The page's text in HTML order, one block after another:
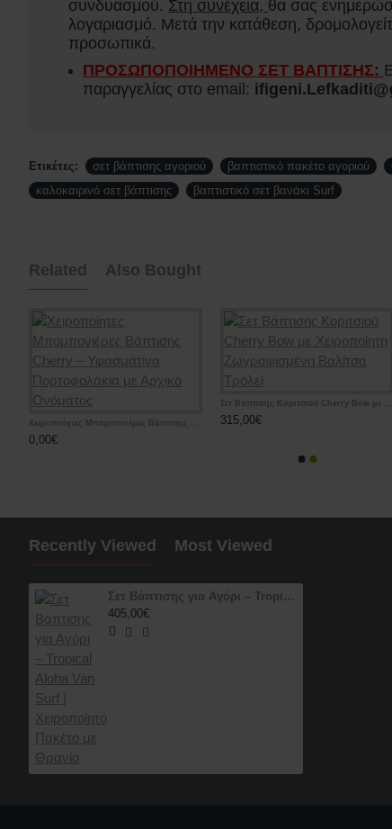
συνδυασμού. Στη συνέχεια, θα σας
λογαριασμό. Μετά την κατάθεση,
προσωπικά.
ΠΡΟΣΩΠΟΠΟΙΗΜΕΝΟ ΣΕΤ ΒΑΠΤΙΣΗΣ:
παραγγελίας στο email:
Ετικέτες: σετ βάπτισης αγοριού βαπτιστικό πακέτο αγοριού
καλοκαιρινό σετ βάπτισης
βαπτιστικό σετ βανάκι Surf
Related Also Bought
Χειροποίητες Μπομπονιέρες Βάπτισης Cherry – Υφασμάτινα Πορτοφολάκια με Αρχικό Ονόματος
0,00€
Σετ Βάπτισης Κοριτσιού Cherry Bow με Χειροποίητη Ζωγραφισμένη Βαλίτσα Τρόλεϊ
315,00€
Recently Viewed Most Viewed
Σετ Βάπτισης για Αγόρι – Tropical Aloha Van Surf | Χειροποίητο Πακέτο με Θρανίο
405,00€